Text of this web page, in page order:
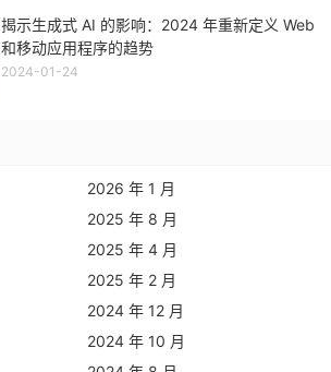
揭示生成式 AI 的影响：2024 年重新定义 Web
和移动应用程序的趋势
2024-01-24
2026 年 1 月
2025 年 8 月
2025 年 4 月
2025 年 2 月
2024 年 12 月
2024 年 10 月